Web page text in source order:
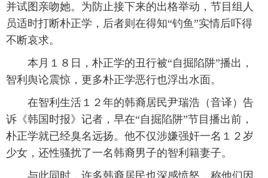
并试图亲吻她。为防止接下来的出格举动，节目组人
员适时打断朴正学，后者则在得知“钓鱼”实情后吓得
不断哀求。
本月１８日，朴正学的丑行被“自掘陷阱”播出，
智利舆论震惊，更多朴正学恶行也浮出水面。
在智利生活１２年的韩裔居民尹瑞浩（音译）告
诉《韩国时报》记者，早在“自掘陷阱”节目播出前，
朴正学就已经臭名远扬。他不仅涉嫌强奸一名１２岁
少女，还性骚扰了一名韩裔男子的智利籍妻子。
与此同时，许多韩裔居民也深感愤怒，称他们因